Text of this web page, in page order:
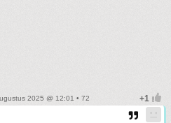
2025 @ 12:01 • 72